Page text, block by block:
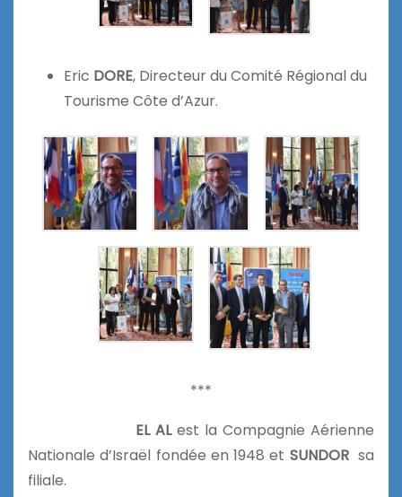
Eric DORE, Directeur du Comité Régional du
Tourisme Côte d’Azur.
***
EL ALest la Compagnie Aérienne
Nationale d’Israël fondée en 1948 et SUNDORsa
filiale.